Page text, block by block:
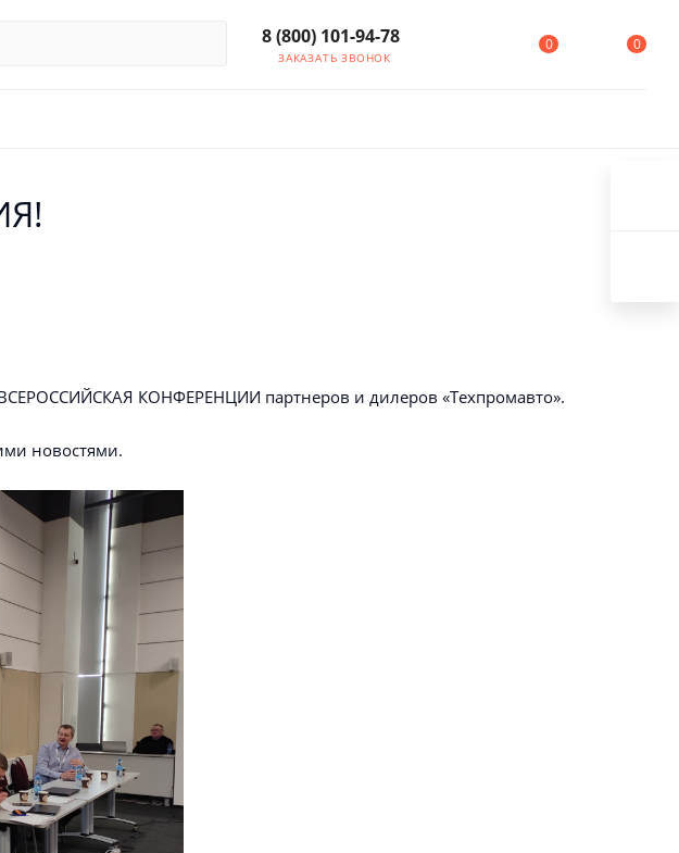
8 (800) 101-94-78
ЗАКАЗАТЬ ЗВОНОК
0 0
КОНФЕРЕНЦИИ партнеров и дилеров «Техпромавто».
новостями.